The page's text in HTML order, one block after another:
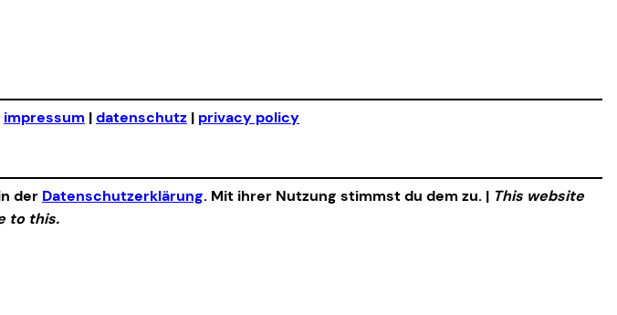
impressum |datenschutz | privacy policy
der Datenschutzerklärung. Mit ihrer Nutzung stimmst du dem zu. | This website
to this.